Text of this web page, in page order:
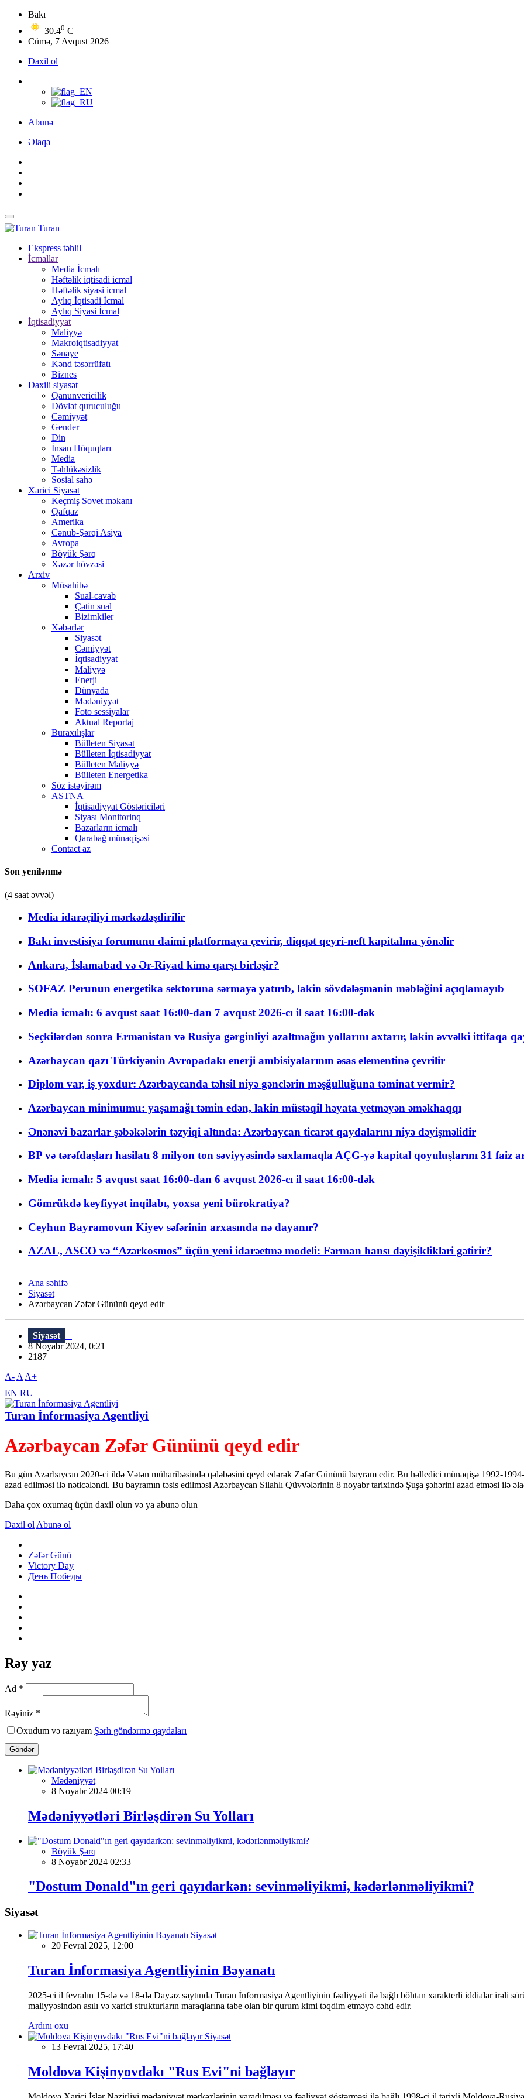
Bakı
30.40 C
Cümə, 7 Avqust 2026
Daxil ol
Abunə
Əlaqə
Turan
Ekspress təhlil
İcmallar
Media İcmalı
Həftəlik iqtisadi icmal
Həftəlik siyasi icmal
Aylıq İqtisadi İcmal
Aylıq Siyasi İcmal
İqtisadiyyat
Maliyyə
Makroiqtisadiyyat
Sənaye
Kənd təsərrüfatı
Biznes
Daxili siyasət
Qanunvericilik
Dövlət quruculuğu
Cəmiyyət
Gender
Din
İnsan Hüquqları
Media
Təhlükəsizlik
Sosial sahə
Xarici Siyasət
Keçmiş Sovet məkanı
Qafqaz
Amerika
Cənub-Şərqi Asiya
Avropa
Böyük Şərq
Xəzər hövzəsi
Arxiv
Müsahibə
Sual-cavab
Çətin sual
Bizimkiler
Xəbərlər
Siyasət
Cəmiyyət
İqtisadiyyat
Maliyyə
Enerji
Dünyada
Mədəniyyət
Foto sessiyalar
Aktual Reportaj
Buraxılışlar
Bülleten Siyasət
Bülleten İqtisadiyyat
Bülleten Maliyyə
Bülleten Energetika
Söz istəyirəm
ASTNA
İqtisadiyyat Göstəriciləri
Siyası Monitorinq
Bazarların icmalı
Qarabağ münaqişəsi
Contact az
Son yenilənmə
(4 saat əvvəl)
Media idarəçiliyi mərkəzləşdirilir
Bakı investisiya forumunu daimi platformaya çevirir, diqqət qeyri-neft kapitalına yönəlir
Ankara, İslamabad və Ər-Riyad kimə qarşı birləşir?
SOFAZ Perunun energetika sektoruna sərmayə yatırıb, lakin sövdələşmənin məbləğini açıqlamayıb
Media icmalı: 6 avqust saat 16:00-dan 7 avqust 2026-cı il saat 16:00-dək
Seçkilərdən sonra Ermənistan və Rusiya gərginliyi azaltmağın yollarını axtarır, lakin əvvəlki ittifaqa
Azərbaycan qazı Türkiyənin Avropadakı enerji ambisiyalarının əsas elementinə çevrilir
Diplom var, iş yoxdur: Azərbaycanda təhsil niyə gənclərin məşğulluğuna təminat vermir?
Azərbaycan minimumu: yaşamağı təmin edən, lakin müstəqil həyata yetməyən əməkhaqqı
Ənənəvi bazarlar şəbəkələrin təzyiqi altında: Azərbaycan ticarət qaydalarını niyə dəyişməlidir
BP və tərəfdaşları hasilatı 8 milyon ton səviyyəsində saxlamaqla AÇG-yə kapital qoyuluşlarını 31 faiz
Media icmalı: 5 avqust saat 16:00-dan 6 avqust 2026-cı il saat 16:00-dək
Gömrükdə keyfiyyət inqilabı, yoxsa yeni bürokratiya?
Ceyhun Bayramovun Kiyev səfərinin arxasında nə dayanır?
AZAL, ASCO və “Azərkosmos” üçün yeni idarəetmə modeli: Fərman hansı dəyişiklikləri gətirir?
Ana səhifə
Siyasət
Azərbaycan Zəfər Gününü qeyd edir
Siyasət
8 Noyabr 2024, 0:21
2187
A- A A+
EN RU
Turan İnformasiya Agentliyi
Azərbaycan Zəfər Gününü qeyd edir
Bu gün Azərbaycan 2020-ci ildə Vətən müharibəsində qələbəsini qeyd edərək Zəfər Gününü bayram edir. Bu həlledici münaqişə 1992-1994-
azad edilməsi ilə nəticələndi. Bu bayramın təsis edilməsi Azərbaycan Silahlı Qüvvələrinin 8 noyabr tarixində Şuşa şəhərini azad etməsi ilə
Daha çox oxumaq üçün daxil olun və ya abunə olun
Daxil ol Abunə ol
Zəfər Günü
Victory Day
День Победы
Rəy yaz
Ad *
Rəyiniz *
Oxudum və razıyam Şərh göndərmə qaydaları
Göndər
Mədəniyyət
8 Noyabr 2024 00:19
Mədəniyyətləri Birləşdirən Su Yolları
Böyük Şərq
8 Noyabr 2024 02:33
"Dostum Donald"ın geri qayıdarkən: sevinməliyikmi, kədərlənməliyikmi?
Siyasət
Siyasət
20 Fevral 2025, 12:00
Turan İnformasiya Agentliyinin Bəyanatı
2025-ci il fevralın 15-də və 18-də Day.az saytında Turan İnformasiya Agentliyinin fəaliyyəti ilə bağlı böhtan xarakterli iddialar irəli
maliyyəsindən asılı və xarici strukturların maraqlarına tabe olan bir qurum kimi təqdim etməyə cəhd edir.
Ardını oxu
Siyasət
13 Fevral 2025, 17:40
Moldova Kişinyovdakı "Rus Evi"ni bağlayır